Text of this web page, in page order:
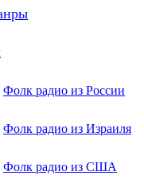
Фолк радио из России
Фолк радио из Израиля
Фолк радио из США